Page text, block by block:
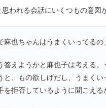
われる会話にいくつもの意図
麻也ちゃんはうまくいってるの」
答えようかと麻也子は考える。
と、もの欲しげだし、うまくい
を拒否しているように聞こえる